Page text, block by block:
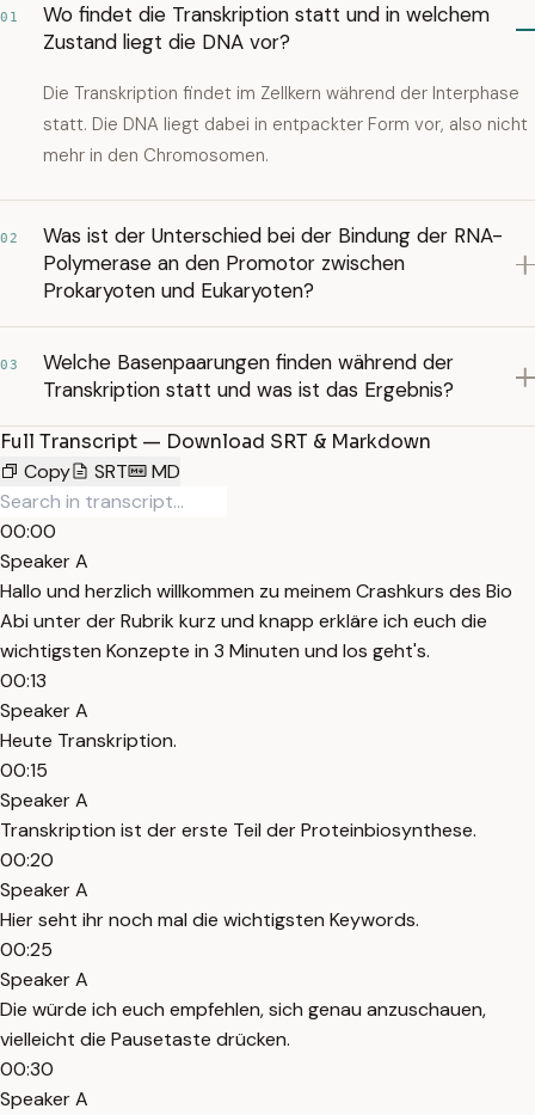
01
Wo findet die Transkription statt und in welchem
Zustand liegt die DNA vor?
Die Transkription findet im Zellkern während der Interphase
statt. Die DNA liegt dabei in entpackter Form vor, also nicht
mehr in den Chromosomen.
02
Was ist der Unterschied bei der Bindung der RNA-
Polymerase an den Promotor zwischen
Prokaryoten und Eukaryoten?
03
Welche Basenpaarungen finden während der
Transkription statt und was ist das Ergebnis?
Full Transcript — Download SRT & Markdown
Copy
SRT MD
00:00
Speaker A
Hallo und herzlich willkommen zu meinem Crashkurs des Bio
Abi unter der Rubrik kurz und knapp erkläre ich euch die
wichtigsten Konzepte in 3 Minuten und los geht's.
00:13
Speaker A
Heute Transkription.
00:15
Speaker A
Transkription ist der erste Teil der Proteinbiosynthese.
00:20
Speaker A
Hier seht ihr noch mal die wichtigsten Keywords.
00:25
Speaker A
Die würde ich euch empfehlen, sich genau anzuschauen,
vielleicht die Pausetaste drücken.
00:30
Speaker A